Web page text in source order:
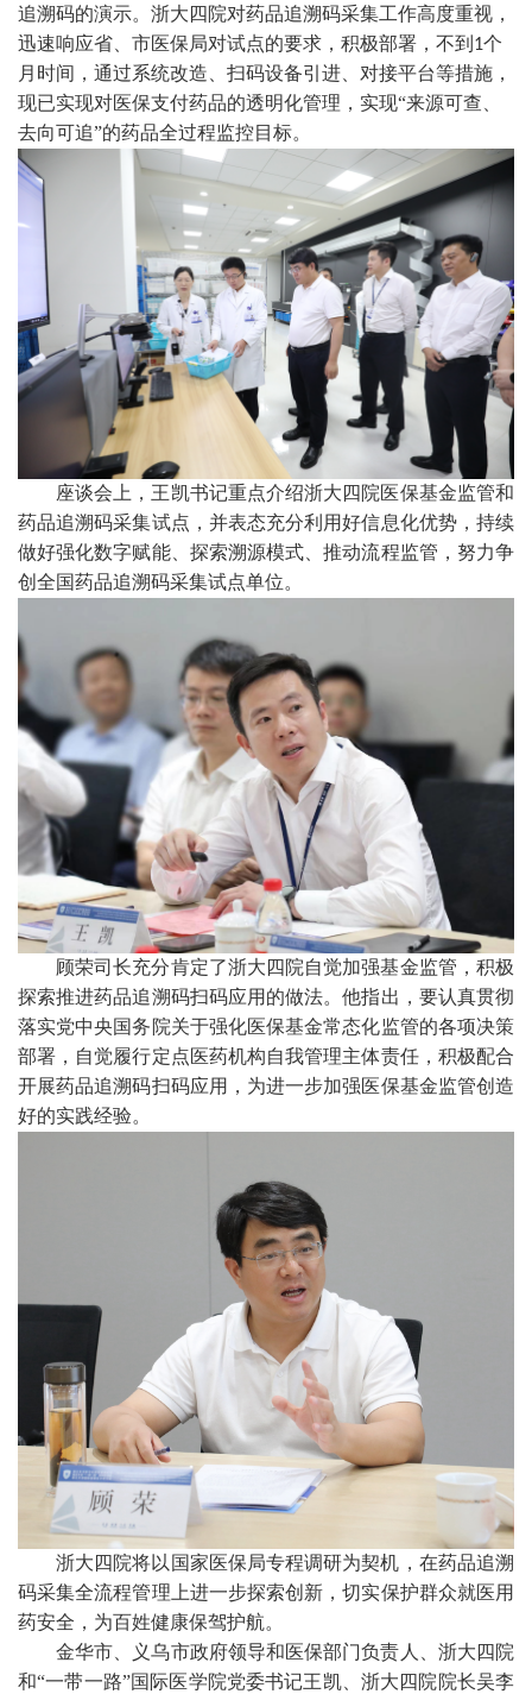
追溯码的演示。浙大四院对药品追溯码采集工作高度重视，
迅速响应省、市医保局对试点的要求，积极部署，不到 1个
月时间，通过系统改造、扫码设备引进、对接平台等措施，
现已实现对医保支付药品的透明化管理，实现“来源可查、
去向可追”的药品全过程监控目标。
座谈会上，王凯书记重点介绍浙大四院医保基金监管和
药品追溯码采集试点，并表态充分利用好信息化优势，持续
做好强化数字赋能、探索溯源模式、推动流程监管，努力争
创全国药品追溯码采集试点单位。
顾荣司长充分肯定了浙大四院自觉加强基金监管，积极
探索推进药品追溯码扫码应用的做法。他指出，要认真贯彻
落实党中央国务院关于强化医保基金常态化监管的各项决策
部署，自觉履行定点医药机构自我管理主体责任，积极配合
开展药品追溯码扫码应用，为进一步加强医保基金监管创造
好的实践经验。
浙大四院将以国家医保局专程调研为契机，在药品追溯
码采集全流程管理上进一步探索创新，切实保护群众就医用
药安全，为百姓健康保驾护航。
金华市、义乌市政府领导和医保部门负责人、浙大四院
和“一带一路”国际医学院党委书记王凯、浙大四院院长吴李